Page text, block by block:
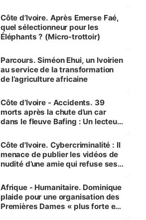
Côte d’Ivoire. Après Emerse Faé,
quel sélectionneur pour les
Éléphants ? (Micro-trottoir)
Parcours. Siméon Ehui, un Ivoirien
au service de la transformation
de l’agriculture africaine
Côte d’Ivoire - Accidents. 39
morts après la chute d’un car
dans le fleuve Bafing : Un lecteur
des Transports
Côte d'Ivoire. Cybercriminalité : Il
menace de publier les vidéos de
nudité d’une amie qui refuse ses
Afrique - Humanitaire. Dominique
plaide pour une organisation des
Premières Dames « plus forte et